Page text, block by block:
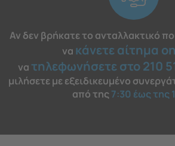
Αν δεν βρήκατε το ανταλλακτικό
να κάνετε αίτημα
νατηλεφωνήσετε στο 210
μιλήσετε με εξειδικευμένο
από της7:30 έως της